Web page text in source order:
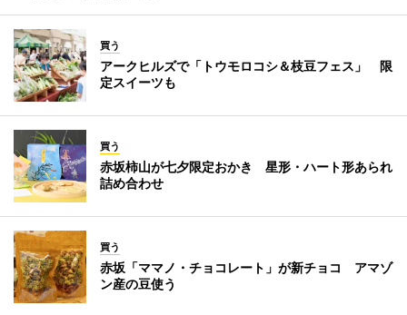
買う
アークヒルズで「トウモロコシ＆枝豆フェス」 限
定スイーツも
買う
赤坂柿山が七夕限定おかき 星形・ハート形あられ
詰め合わせ
買う
赤坂「ママノ・チョコレート」が新チョコ アマゾ
ン産の豆使う